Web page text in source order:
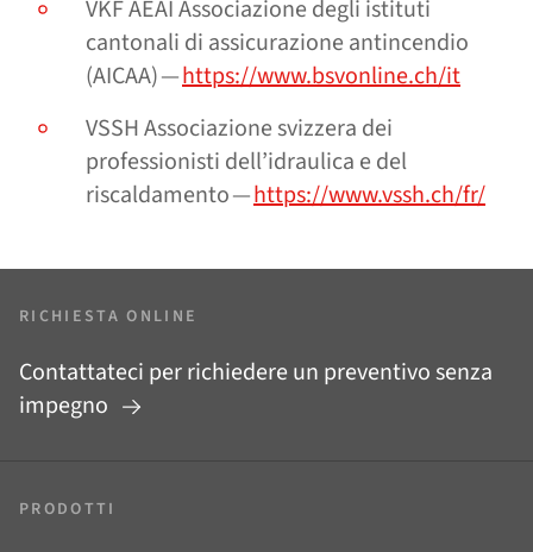
VKF AEAI Associazione degli istituti
cantonali di assicurazione antincendio
(AICAA) —https://www.bsvonline.ch/it
VSSH Associazione svizzera dei
professionisti dell’idraulica e del
riscaldamento —https://www.vssh.ch/fr/
RICHIESTA ONLINE
Contattateci per richiedere un preventivo senza
impegno
PRODOTTI